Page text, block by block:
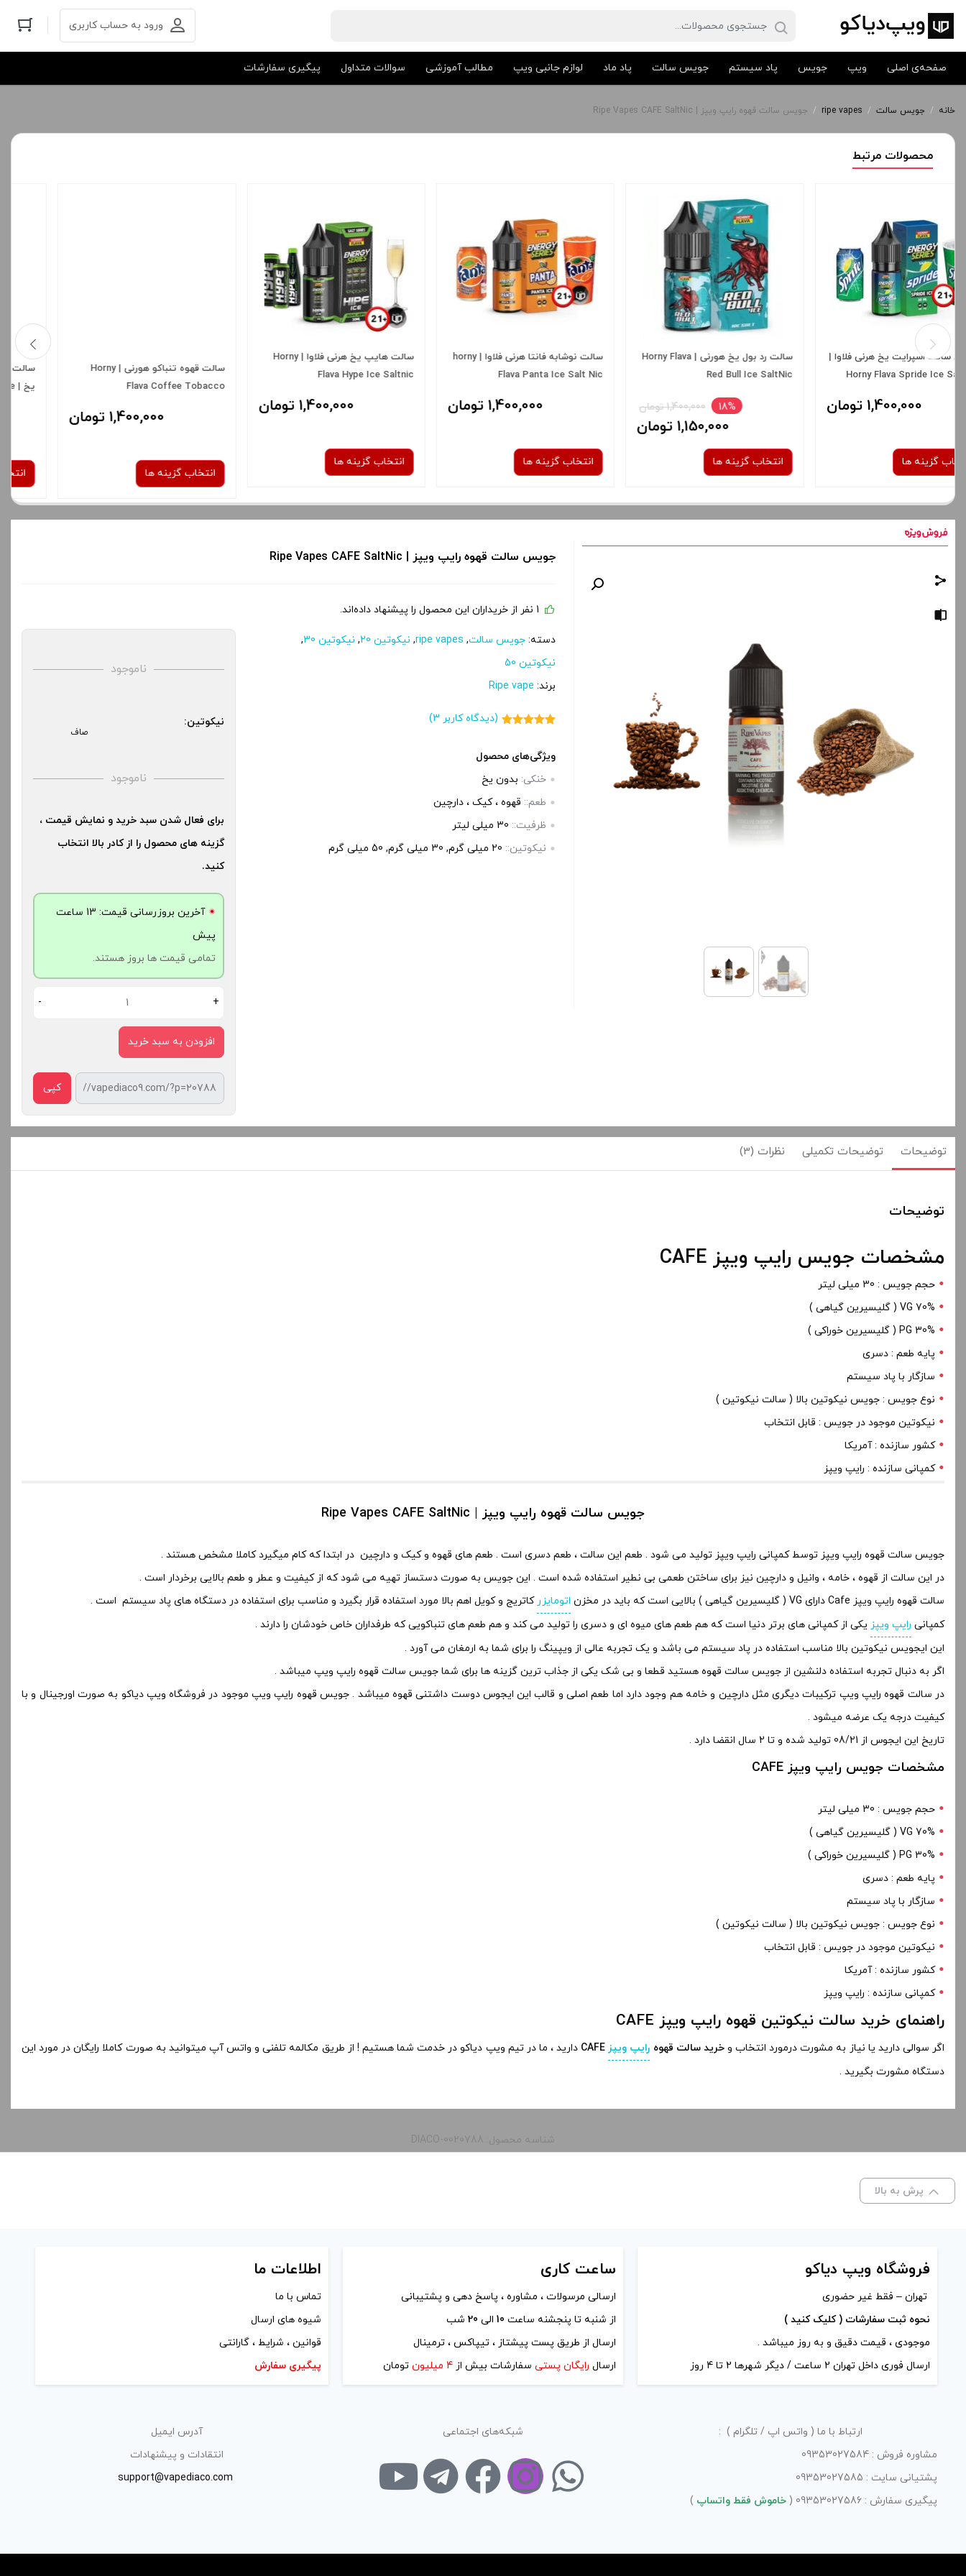
ورود به حساب کاربری
صفحه‌ی اصلی ویپ جویس پاد سیستم جویس سالت پاد ماد لوازم جانبی ویپ مطالب آموزشی سوالات متداول پیگیری سفارشات
خانه / جویس سالت /
ripe vapes
/ جویس سالت قهوه رایپ ویپز | Ripe Vapes CAFE SaltNic
محصولات مرتبط
Flava Hype Ice Saltnic
1,400,000 تومان
انتخاب گزینه ها
نیکوتین:
30 میلی گرم
50 میلی گرم
ساعت پیش
تمامی قیمت ها بروز هستند.
Flava Coffee Tobacco
1,400,000 تومان
انتخاب گزینه ها
نیکوتین:
30 میلی گرم
بالا انتخاب کنید.
ساعت پیش
تمامی قیمت ها بروز هستند.
+
سالت ویگاد میکس توت فرنگی سیب
یخ | Vgod Mix Strawberry Apple
2,100,000 تومان
انتخاب گزینه ها
نیکوتین:
برای فعال شدن سبد خرید و نمایش
بالا انتخاب کنید.
ساعت پیش
+
افزودن به سبد خرید
سالت وانیل کاستارد توباکو هرنی فلاوا
Tobacco salt
انتخاب گزینه ها
30 میلی گرم
50 میلی گرم
برای فعال شدن سبد خرید و نمایش
قیمت ، گزینه های محصول را از کادر
جویس سالت انگور یخ ویگاد | Vgod
Purple Bomb Ice Saltnic
2,100,000 تومان
انتخاب گزینه ها
جویس سالت قهوه رایپ ویپز | Ripe Vapes CAFE SaltNic
1 نفر از خریداران این محصول را پیشنهاد داده‌اند.
دسته:جویس سالت,
ripe vapes
, نیکوتین 20 , نیکوتین 30
,
نیکوتین 50
برند: Ripe vape
مشتری
(دیدگاه کاربر 3
)
ویژگی‌های محصول
خنکی: بدون یخ
طعم:: قهوه ، کیک ، دارچین
ظرفیت:: 30 میلی‌ لیتر
نیکوتین:: 20 میلی گرم, 30 میلی گرم, 50 میلی گرم
ناموجود
نیکوتین:
صاف
ناموجود
برای فعال شدن سبد خرید و نمایش قیمت ،
گزینه های محصول را از کادر بالا انتخاب
کنید.
آخرین بروزرسانی قیمت: 13 ساعت
پیش
تمامی قیمت ها بروز هستند.
- +
افزودن به سبد خرید
کپی
توضیحات توضیحات تکمیلی نظرات (3)
توضیحات
مشخصات جویس رایپ ویپز CAFE
حجم جویس : 30 میلی لیتر
70% VG ( گلیسیرین گیاهی )
PG 30% ( گلیسیرین خوراکی )
پایه طعم : دسری
سازگار با پاد سیستم
نوع جویس : جویس نیکوتین بالا ( سالت نیکوتین )
نیکوتین موجود در جویس : قابل انتخاب
کشور سازنده : آمریکا
کمپانی سازنده : رایپ ویپز
جویس سالت قهوه رایپ ویپز | Ripe Vapes CAFE SaltNic
جویس سالت قهوه رایپ ویپز توسط کمپانی رایپ ویپز تولید می شود . طعم این سالت ، طعم دسری است . طعم های قهوه و کیک و دارچین در ابتدا که کام میگیرد کاملا مشخص هستند .
در این سالت از قهوه ، خامه ، وانیل و دارچین نیز برای ساختن طعمی بی نطیر استفاده شده است . این جویس به صورت دستساز تهیه می شود که از کیفیت و عطر و طعم بالایی برخردار است .
سالت قهوه رایپ ویپز Cafe دارای VG ( گلیسیرین گیاهی ) بالایی است که باید در مخزن
اتومایزر کاتریج و کویل اهم بالا مورد استفاده قرار بگیرد و مناسب برای استفاده در دستگاه های پاد سیستم است .
کمپانی رایپ ویپز یکی از کمپانی های برتر دنیا است که هم طعم های میوه ای و دسری را تولید می کند و هم طعم های تنباکویی که طرفداران خاص خودشان را دارند .
این ایجویس نیکوتین بالا مناسب استفاده در پاد سیستم می باشد و یک تجربه عالی از ویپینگ را برای شما به ارمغان می آورد .
اگر به دنبال تجربه استفاده دلنشین از جویس سالت قهوه هستید قطعا و بی شک یکی از جذاب ترین گزینه ها برای شما جویس سالت قهوه رایپ ویپ میباشد .
در سالت قهوه رایپ ویپ ترکیبات دیگری مثل دارچین و خامه هم وجود دارد اما طعم اصلی و قالب این ایجوس دوست داشتنی قهوه میباشد . جویس قهوه رایپ ویپ موجود در فروشگاه ویپ دیاکو به صورت اورجینال و با
کیفیت درجه یک عرضه میشود .
تاریخ این ایجوس از 08/21 تولید شده و تا 2 سال انقضا دارد .
مشخصات جویس رایپ ویپز CAFE
حجم جویس : 30 میلی لیتر
70% VG ( گلیسیرین گیاهی )
PG 30% ( گلیسیرین خوراکی )
پایه طعم : دسری
سازگار با پاد سیستم
نوع جویس : جویس نیکوتین بالا ( سالت نیکوتین )
نیکوتین موجود در جویس : قابل انتخاب
کشور سازنده : آمریکا
کمپانی سازنده : رایپ ویپز
راهنمای خرید سالت نیکوتین قهوه رایپ ویپز CAFE
اگر سوالی دارید یا نیاز به مشورت درمورد انتخاب وخرید سالت قهوه رایپ ویپز
دارید ، ما در تیم ویپ دیاکو در خدمت شما هستیم ! از طریق مکالمه تلفنی و واتس آپ میتوانید به صورت کاملا رایگان در مورد این
دستگاه مشورت بگیرید .
شناسه محصول: DIACO-0020788
پرش به بالا
فروشگاه ویپ دیاکو
تهران – فقط غیر حضوری
نحوه ثبت سفارشات ( کلیک کنید )
موجودی ، قیمت دقیق و به روز میباشد .
ارسال فوری داخل تهران 2 ساعت / دیگر شهرها 2 تا 4 روز
ساعت کاری
ارسالی مرسولات ، مشاوره ، پاسخ دهی و پشتیبانی
از شنبه تا پنجشنه ساعت 10الی 20شب
ارسال از طریق پست پیشتاز ، تیپاکس ، ترمینال
ارسال رایگان پستی سفارشات بیش از 4 میلیون تومان
اطلاعات ما
تماس با ما
شیوه های ارسال
قوانین ، شرایط ، گارانتی
پیگیری سفارش
ارتباط با ما ( واتس اپ / تلگرام ) :
مشاوره فروش : 09353027584
پشتیانی سایت : 09353027585
پیگیری سفارش : 09353027586 (
خاموش فقط واتساپ )
شبکه‌های اجتماعی
آدرس ایمیل
انتقادات و پیشنهادات
support@vapediaco.com